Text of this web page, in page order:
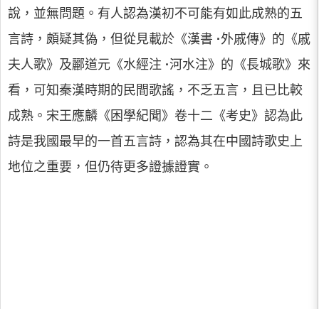
說，並無問題。有人認為漢初不可能有如此成熟的五
言詩，頗疑其偽，但從見載於《漢書 ·外戚傳》的《戚
夫人歌》及酈道元《水經注 ·河水注》的《長城歌》來
看，可知秦漢時期的民間歌謠，不乏五言，且已比較
成熟。宋王應麟《困學紀聞》卷十二《考史》認為此
詩是我國最早的一首五言詩，認為其在中國詩歌史上
地位之重要，但仍待更多證據證實。